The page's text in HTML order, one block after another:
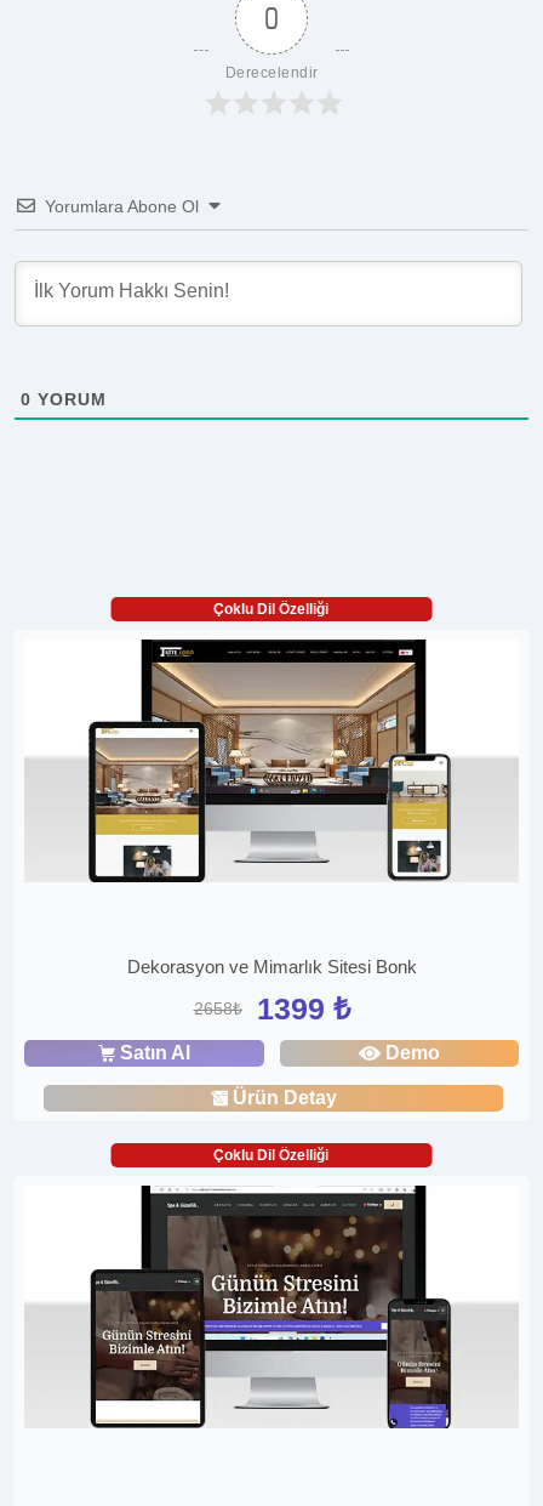
0
Derecelendir
Yorumlara Abone Ol
0 YORUM
Çoklu Dil Özelliği
Dekorasyon ve Mimarlık Sitesi Bonk
2658₺ 1399 ₺
Satın Al Demo
Ürün Detay
Çoklu Dil Özelliği